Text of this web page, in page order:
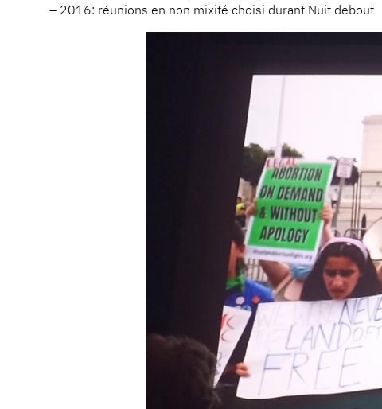
– 2016: réunions en non mixité choisi durant Nuit debout